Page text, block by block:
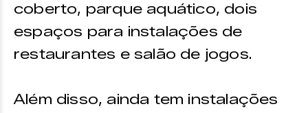
coberto, parque aquático, dois
espaços para instalações de
restaurantes e salão de jogos.
Além disso, ainda tem instalações